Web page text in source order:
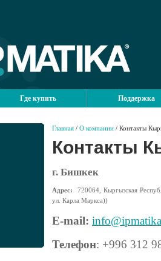
Где купить Поддержка
Главная / О компании / Контакты
Контакты
г. Бишкек
Адрес:
720064, Кыргызская
ул. Карла Маркса))
E-mail:
Телефон: +996 312